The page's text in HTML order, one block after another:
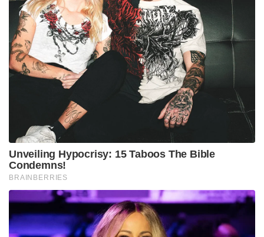
Unveiling Hypocrisy: 15 Taboos The Bible
Condemns!
BRAINBERRIES